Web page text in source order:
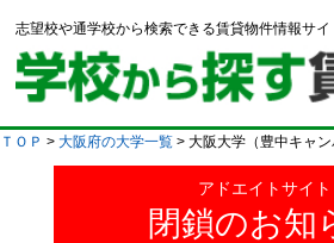
志望校や通学校から検索できる賃貸物件情報サイ
ＴＯＰ > 大阪府の大学一覧 > 大阪大学（豊中キャン
アドエイトサイト
閉鎖のお知